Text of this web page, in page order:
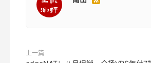
上一篇